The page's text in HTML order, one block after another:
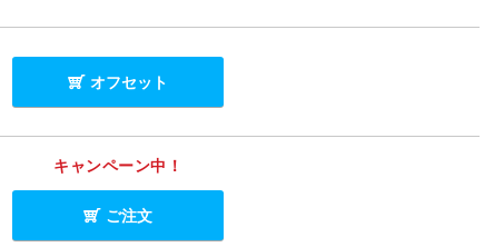
オフセット
キャンペーン中！
ご注文